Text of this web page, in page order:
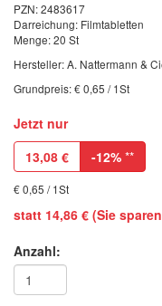
PZN:2483617
Darreichung: Filmtabletten
Menge: 20 St
Hersteller: A. Nattermann &
Grundpreis: € 0,65 / 1St
Jetzt nur
13,08 € -12% **
€ 0,65 / 1St
statt 14,86 € (Sie
Anzahl: